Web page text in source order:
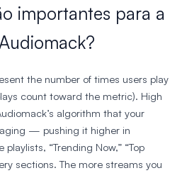
importantes para a
the number of times users play
count toward the metric). High
algorithm that your
— pushing it higher in
“Trending Now,” “Top
sections. The more streams you